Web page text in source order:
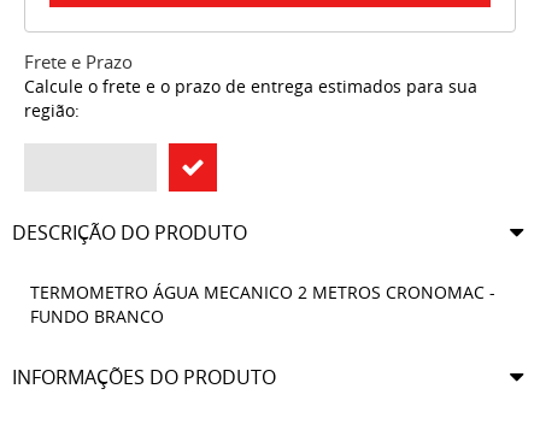
Frete e Prazo
Calcule o frete e o prazo de entrega estimados para sua
região:
DESCRIÇÃO DO PRODUTO
TERMOMETRO ÁGUA MECANICO 2 METROS CRONOMAC -
FUNDO BRANCO
INFORMAÇÕES DO PRODUTO